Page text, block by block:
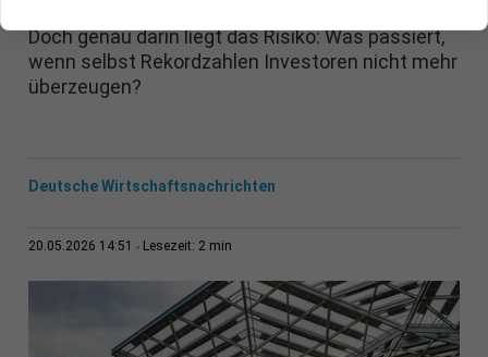
Doch genau darin liegt das Risiko: Was passiert,
wenn selbst Rekordzahlen Investoren nicht mehr
überzeugen?
Deutsche Wirtschaftsnachrichten
20.05.2026 14:51 Lesezeit: 2 min